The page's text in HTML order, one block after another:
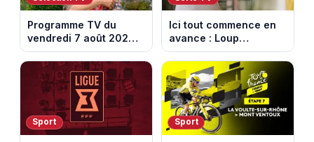
Programme TV du
vendredi 7 août 2026 :
notre sélection pour
votre soirée télé
Ici tout commence en
avance : Loup
découvre la trahison
de Bianca. Episode du
10 août 2026 (spoiler)
Sport Sport